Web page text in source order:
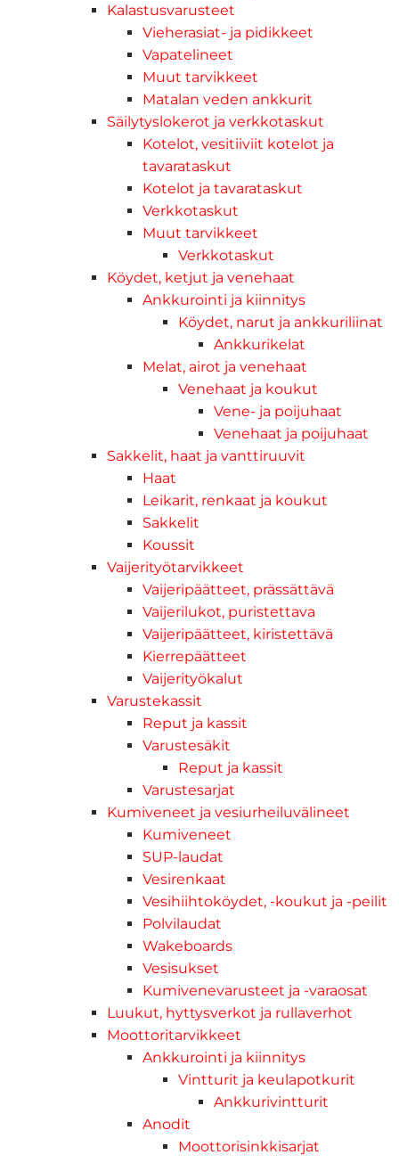
Kalastusvarusteet
Vieherasiat- ja pidikkeet
Vapatelineet
Muut tarvikkeet
Matalan veden ankkurit
Säilytyslokerot ja verkkotaskut
Kotelot, vesitiiviit kotelot ja
tavarataskut
Kotelot ja tavarataskut
Verkkotaskut
Muut tarvikkeet
Verkkotaskut
Köydet, ketjut ja venehaat
Ankkurointi ja kiinnitys
Köydet, narut ja ankkuriliinat
Ankkurikelat
Melat, airot ja venehaat
Venehaat ja koukut
Vene- ja poijuhaat
Venehaat ja poijuhaat
Sakkelit, haat ja vanttiruuvit
Haat
Leikarit, renkaat ja koukut
Sakkelit
Koussit
Vaijerityötarvikkeet
Vaijeripäätteet, prässättävä
Vaijerilukot, puristettava
Vaijeripäätteet, kiristettävä
Kierrepäätteet
Vaijerityökalut
Varustekassit
Reput ja kassit
Varustesäkit
Reput ja kassit
Varustesarjat
Kumiveneet ja vesiurheiluvälineet
Kumiveneet
SUP-laudat
Vesirenkaat
Vesihiihtoköydet, -koukut ja -peilit
Polvilaudat
Wakeboards
Vesisukset
Kumivenevarusteet ja -varaosat
Luukut, hyttysverkot ja rullaverhot
Moottoritarvikkeet
Ankkurointi ja kiinnitys
Vintturit ja keulapotkurit
Ankkurivintturit
Anodit
Moottorisinkkisarjat